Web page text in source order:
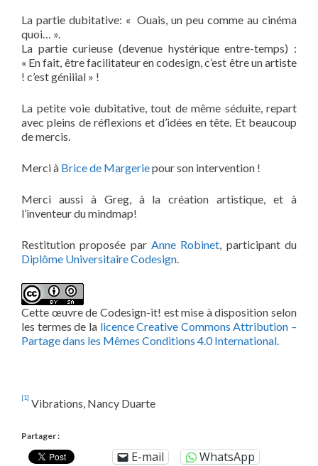
La partie dubitative: « Ouais, un peu comme au cinéma
quoi… ».
La partie curieuse (devenue hystérique entre-temps) :
« En fait, être facilitateur en codesign, c’est être un artiste
! c’est géniiial » !
La petite voie dubitative, tout de même séduite, repart
avec pleins de réflexions et d’idées en tête. Et beaucoup
de mercis.
Merci à Brice de Margeriepour son intervention !
Merci aussi à Greg, à la création artistique, et à
l’inventeur du mindmap!
Restitution proposée par Anne Robinet, participant du
Diplôme Universitaire Codesign.
Cette œuvre de Codesign-it! est mise à disposition selon
les termes de la licence Creative Commons Attribution –
Partage dans les Mêmes Conditions 4.0 International.
[1] Vibrations, Nancy Duarte
Partager :
E-mail
WhatsApp